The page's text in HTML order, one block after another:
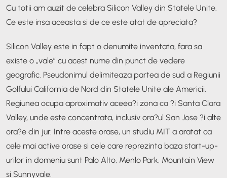
Cu totii am auzit de celebra Silicon Valley din Statele Unite.
Ce este insa aceasta si de ce este atat de apreciata?
Silicon Valley este in fapt o denumite inventata, fara sa
existe o „vale” cu acest nume din punct de vedere
geografic. Pseudonimul delimiteaza partea de sud a Regiunii
Golfului California de Nord din Statele Unite ale Americii.
Regiunea ocupa aproximativ aceea?i zona ca ?i Santa Clara
Valley, unde este concentrata, inclusiv ora?ul San Jose ?i alte
ora?e din jur. Intre aceste orase, un studiu MIT a aratat ca
cele mai active orase si cele care reprezinta baza start-up-
urilor in domeniu sunt Palo Alto, Menlo Park, Mountain View
si Sunnyvale.